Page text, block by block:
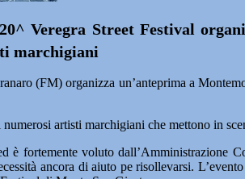
Veregra Street Festival
marchigiani
(FM) organizza un’anteprima a
artisti marchigiani che mettono in
è fortemente voluto dall’Amministrazione
ancora di aiuto pe risollevarsi.